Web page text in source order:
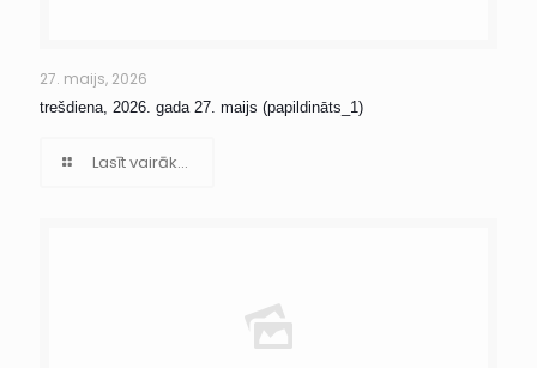
27. maijs, 2026
trešdiena, 2026. gada 27. maijs (papildināts_1)
Lasīt vairāk...